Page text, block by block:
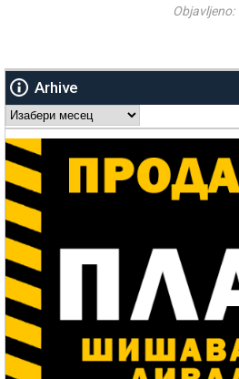
Objavljeno:
Arhive
Arhive